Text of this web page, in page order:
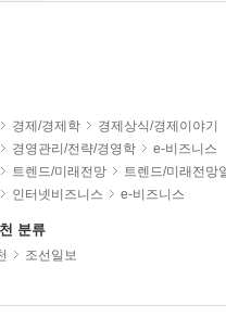
경제/경제학
경제상식/경제이야기
경영관리/전략/경영학
e-비즈니스
트렌드/미래전망
트렌드/미래전망
인터넷비즈니스 e-비즈니스
분류
조선일보